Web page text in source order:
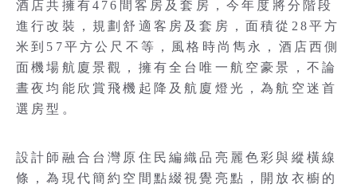
酒店共擁有476間客房及套房，今年度將分階段
進行改裝，規劃舒適客房及套房，面積從28平方
米到57平方公尺不等，風格時尚雋永，酒店西側
面機場航廈景觀，擁有全台唯一航空豪景，不論
晝夜均能欣賞飛機起降及航廈燈光，為航空迷首
選房型。
設計師融合台灣原住民編織品亮麗色彩與縱橫線
條，為現代簡約空間點綴視覺亮點，開放衣櫥的